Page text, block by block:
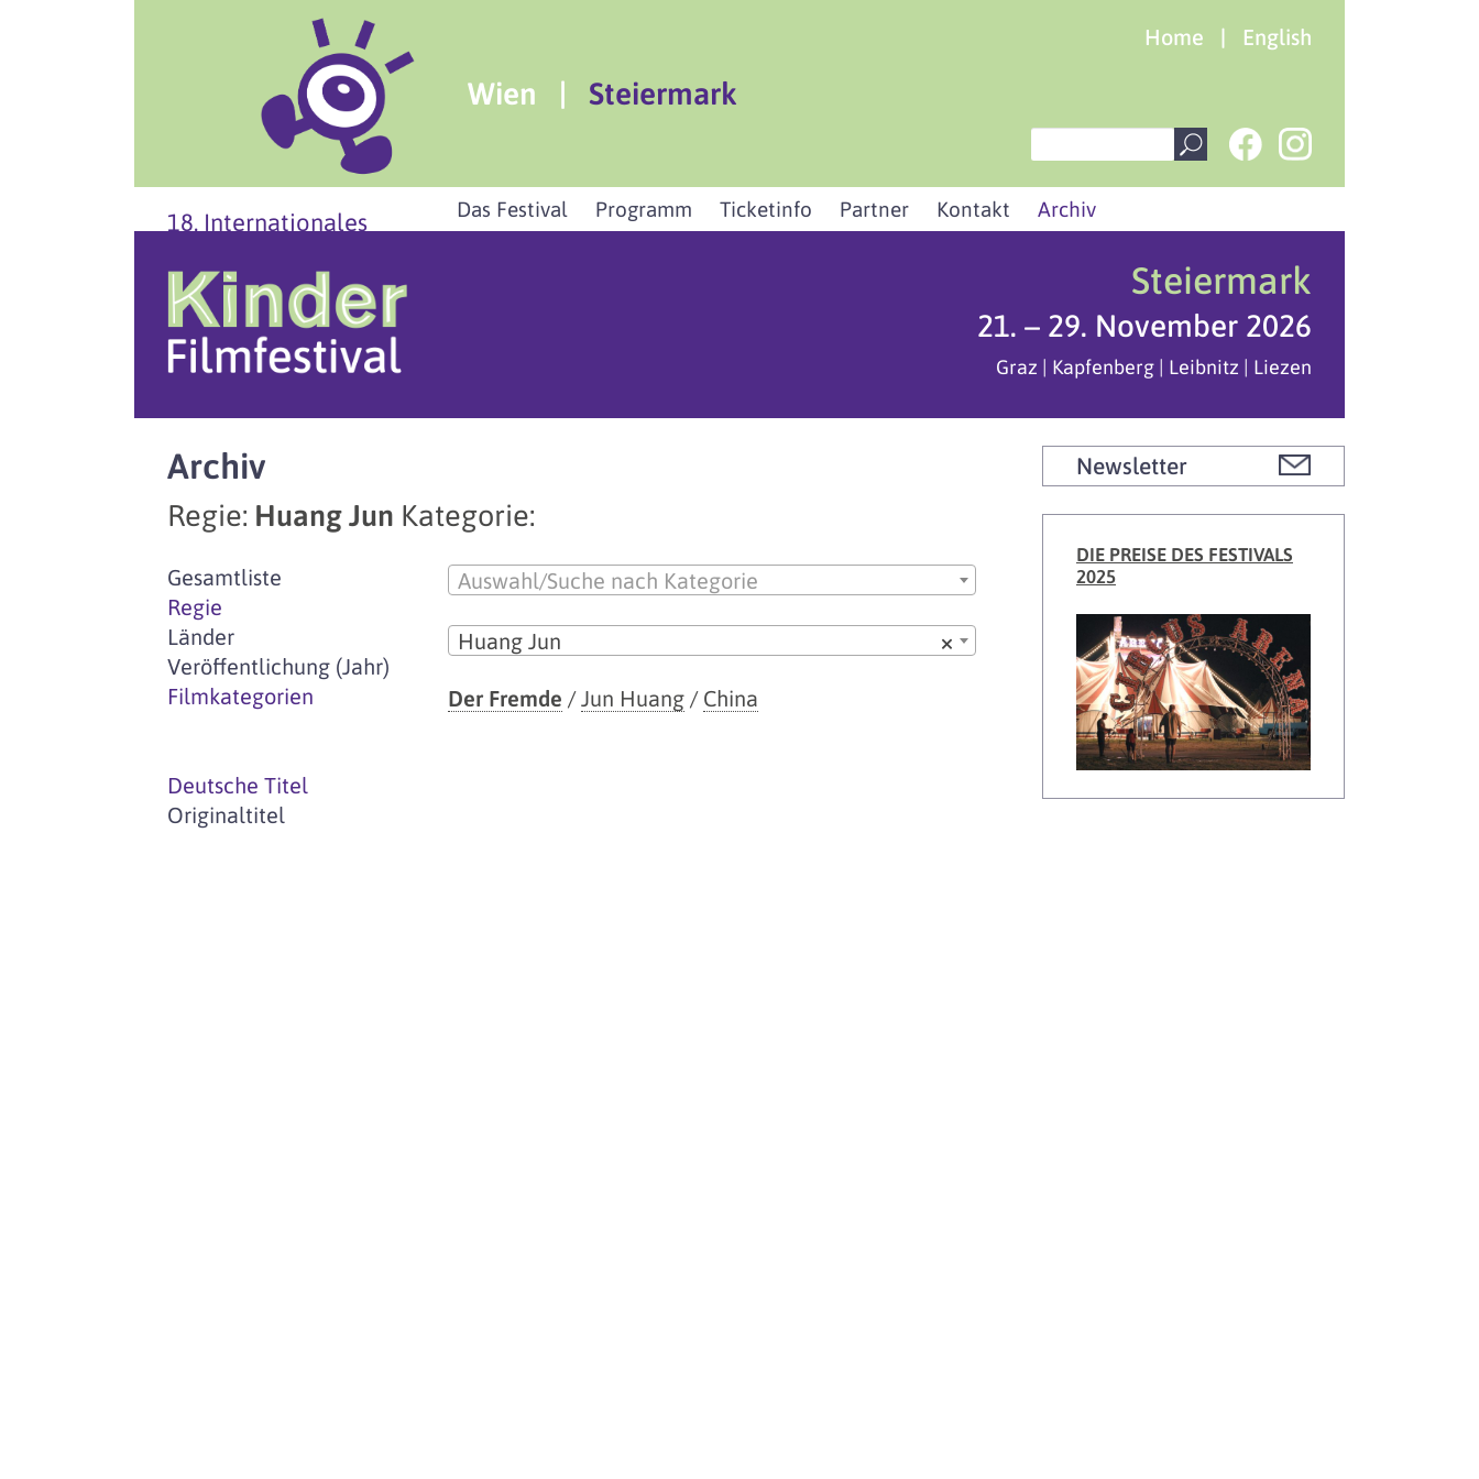
Home | English
Wien | Steiermark
18. Internationales Das Festival Programm Ticketinfo Partner Kontakt Archiv
Steiermark
21. – 29. November 2026
Graz | Kapfenberg | Leibnitz | Liezen
Archiv
Regie: Huang Jun Kategorie:
Gesamtliste
Regie
Länder
Veröffentlichung (Jahr)
Filmkategorien
Deutsche Titel
Originaltitel
Auswahl/Suche nach Kategorie
×
Huang Jun
Der Fremde / Jun Huang / China
Newsletter
DIE PREISE DES FESTIVALS
2025